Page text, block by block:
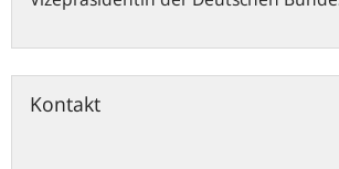
Kontakt